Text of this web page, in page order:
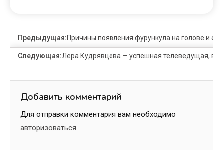
Предыдущая:Причины появления фурункула на голове и
Следующая:Лера Кудрявцева — успешная телеведущая,
Добавить комментарий
Для отправки комментария вам необходимо
авторизоваться.